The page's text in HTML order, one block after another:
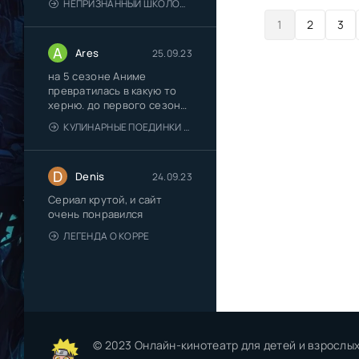
НЕПРИЗНАННЫЙ ШКОЛОЙ ВЛАДЫКА ДЕМОНОВ [ТВ-2]
A Ares 25.09.23
на 5 сезоне Аниме
превратилась в какую то
херню. до первого сезона
не
КУЛИНАРНЫЕ ПОЕДИНКИ СОМЫ [ТВ-5]
D Denis 24.09.23
Сериал крутой, и сайт
очень понравился
ЛЕГЕНДА О КОРРЕ
1 2 3
© 2023 Онлайн-кинотеатр для детей и